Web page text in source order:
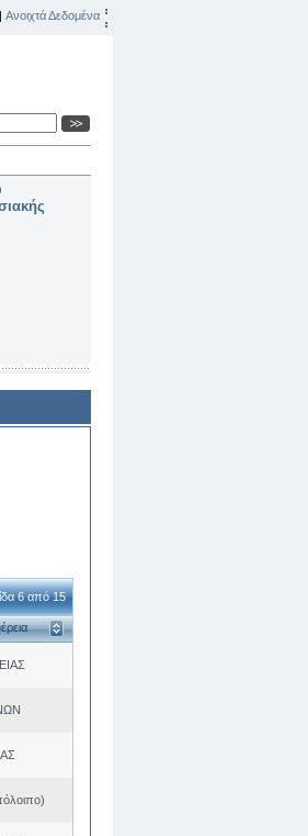
| Ανοιχτά Δεδομένα
6 από 15